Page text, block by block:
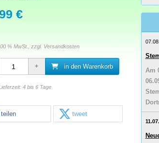
€
% MwSt., zzgl. Versandkosten
in den Warenkorb
4 bis 6 Tage
teilen tweet
Am